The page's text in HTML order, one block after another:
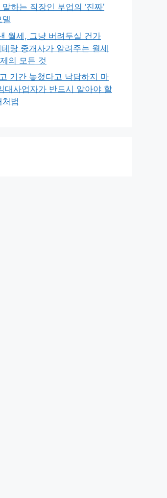
하는 직장인 부업의 ‘진짜’
델
월세, 그냥 버려두실 건가
테랑 중개사가 알려주는 월세
의 모든 것
기간 놓쳤다고 낙담하지 마
대사업자가 반드시 알아야 할
법